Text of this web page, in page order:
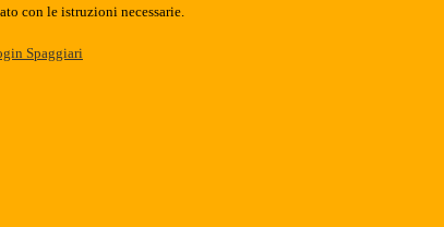
con le istruzioni necessarie.
Spaggiari